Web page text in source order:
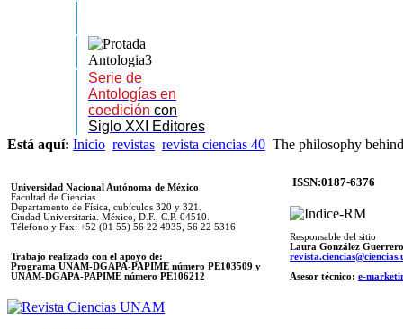
Serie de
Antologías en
coedición con
Siglo XXI Editores
Está aquí: Inicio revistas revista ciencias 40 The philosophy
Universidad Nacional Autónoma de México
Facultad de Ciencias
Departamento de Física, cubículos 320 y 321.
Ciudad Universitaria. México, D.F., C.P. 04510.
Télefono y Fax: +52 (01 55) 56 22 4935, 56 22 5316
Trabajo realizado con el apoyo de:
Programa UNAM-DGAPA-PAPIME número PE103509 y
UNAM-DGAPA-PAPIME número PE106212
ISSN:0187-6376
Responsable del sitio
Laura González Guerrero
Asesor técnico: e-